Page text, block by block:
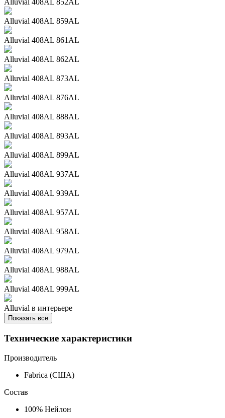
Alluvial 408AL 852AL
Alluvial 408AL 859AL
Alluvial 408AL 861AL
Alluvial 408AL 862AL
Alluvial 408AL 873AL
Alluvial 408AL 876AL
Alluvial 408AL 888AL
Alluvial 408AL 893AL
Alluvial 408AL 899AL
Alluvial 408AL 937AL
Alluvial 408AL 939AL
Alluvial 408AL 957AL
Alluvial 408AL 958AL
Alluvial 408AL 979AL
Alluvial 408AL 988AL
Alluvial 408AL 999AL
Alluvial в интерьере
Показать все
Технические характеристики
Производитель
Fabrica (США)
Состав
100% Нейлон